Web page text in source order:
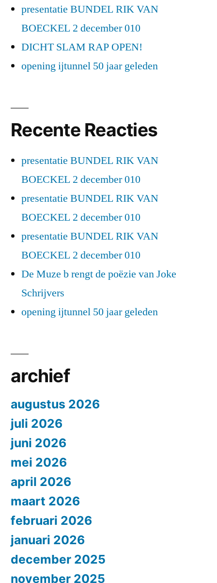
presentatie BUNDEL RIK VAN
BOECKEL 2 december 010
DICHT SLAM RAP OPEN!
opening ijtunnel 50 jaar geleden
Recente Reacties
presentatie BUNDEL RIK VAN
BOECKEL 2 december 010
presentatie BUNDEL RIK VAN
BOECKEL 2 december 010
presentatie BUNDEL RIK VAN
BOECKEL 2 december 010
De Muze b rengt de poëzie van Joke
Schrijvers
opening ijtunnel 50 jaar geleden
archief
augustus 2026
juli 2026
juni 2026
mei 2026
april 2026
maart 2026
februari 2026
januari 2026
december 2025
november 2025